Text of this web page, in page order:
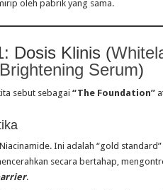
oleh pabrik yang sama.
Dosis Klinis (
Serum)
sebut sebagai “The Foundation”
Ini adalah “gold
secara bertahap,
.